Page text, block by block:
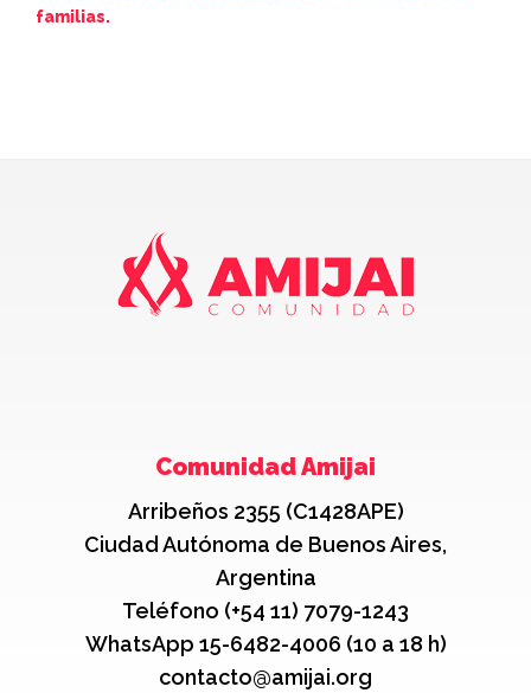
familias.
Comunidad Amijai
Arribeños 2355 (C1428APE)
Ciudad Autónoma de Buenos Aires,
Argentina
Teléfono (+54 11) 7079-1243
WhatsApp 15-6482-4006 (10 a 18 h)
contacto@amijai.org